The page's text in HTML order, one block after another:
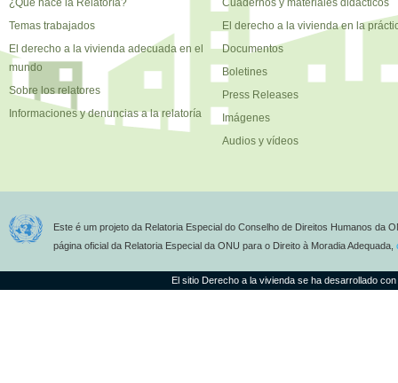
¿Que hace la Relatoría?
Temas trabajados
El derecho a la vivienda adecuada en el
mundo
Sobre los relatores
Informaciones y denuncias a la relatoría
Cuadernos y materiales didácticos
El derecho a la vivienda en la
Documentos
Boletines
Press Releases
Imágenes
Audios y vídeos
Este é um projeto da Relatoria Especial do Conselho de Direitos Humanos da
página oficial da Relatoria Especial da ONU para o Direito à Moradia Adequada,
El sitio Derecho a la vivienda se ha desarrollado